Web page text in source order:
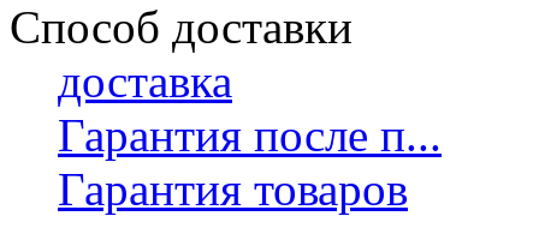
Способ доставки
доставка
Гарантия после п...
Гарантия товаров